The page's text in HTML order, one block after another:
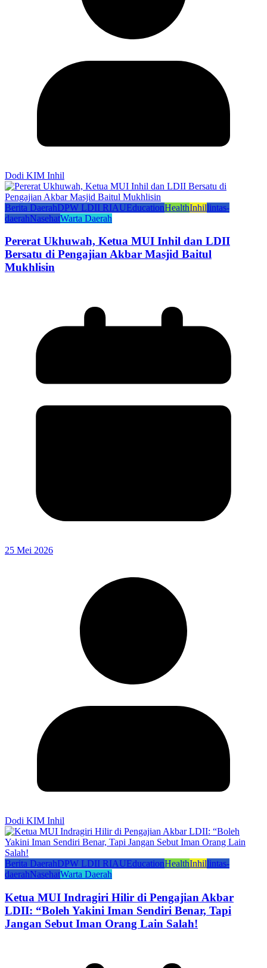
Dodi KIM Inhil
Berita DaerahDPW LDII RIAUEducationHealthInhillintas-
daerahNasehatWarta Daerah
Pererat Ukhuwah, Ketua MUI Inhil dan LDII
Bersatu di Pengajian Akbar Masjid Baitul
Mukhlisin
25 Mei 2026
Dodi KIM Inhil
Berita DaerahDPW LDII RIAUEducationHealthInhillintas-
daerahNasehatWarta Daerah
Ketua MUI Indragiri Hilir di Pengajian Akbar
LDII: “Boleh Yakini Iman Sendiri Benar, Tapi
Jangan Sebut Iman Orang Lain Salah!